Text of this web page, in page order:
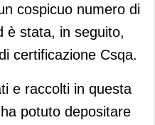
cospicuo numero di
è stata, in seguito,
certificazione Csqa.
e raccolti in questa
potuto depositare